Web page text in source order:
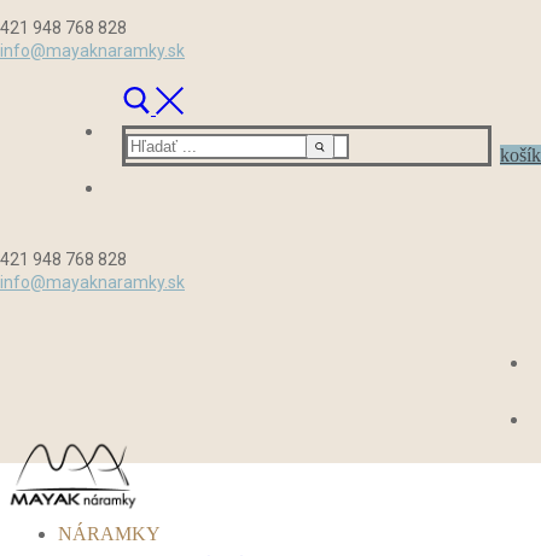
na
421 948 768 828
info@mayaknaramky.sk
Hľadať:
košík
421 948 768 828
info@mayaknaramky.sk
NÁRAMKY